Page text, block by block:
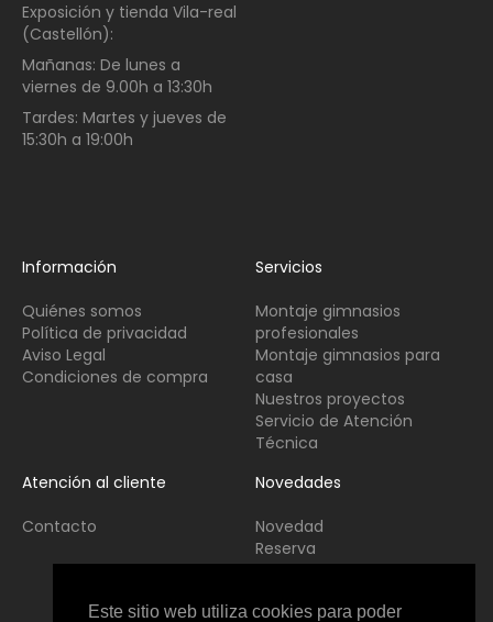
Este sitio web utiliza cookies para poder
Exposición y tienda Vila-real
(Castellón):
Mañanas: De lunes a
viernes de 9.00h a 13:30h
Tardes: Martes y jueves de
15:30h a 19:00h
Información
Quiénes somos
Política de privacidad
Aviso Legal
Condiciones de compra
Servicios
Montaje gimnasios
profesionales
Montaje gimnasios para
casa
Nuestros proyectos
Servicio de Atención
Técnica
Atención al cliente
Contacto
Novedades
Novedad
Reserva
Usado